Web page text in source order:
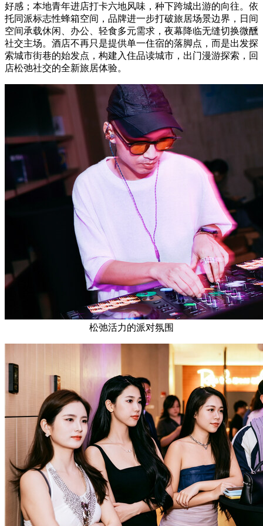
好感；本地青年进店打卡六地风味，种下跨城出游的向往。依
托同派标志性蜂箱空间，品牌进一步打破旅居场景边界，日间
空间承载休闲、办公、轻食多元需求，夜幕降临无缝切换微醺
社交主场。酒店不再只是提供单一住宿的落脚点，而是出发探
索城市街巷的始发点，构建入住品读城市，出门漫游探索，回
店松弛社交的全新旅居体验。
松弛活力的派对氛围